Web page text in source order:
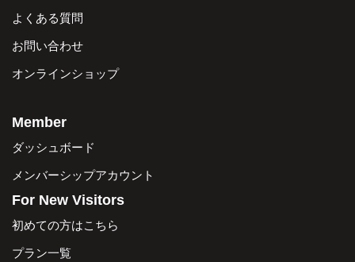
よくある質問
お問い合わせ
オンラインショップ
Member
ダッシュボード
メンバーシップアカウント
For New Visitors
初めての方はこちら
プラン一覧